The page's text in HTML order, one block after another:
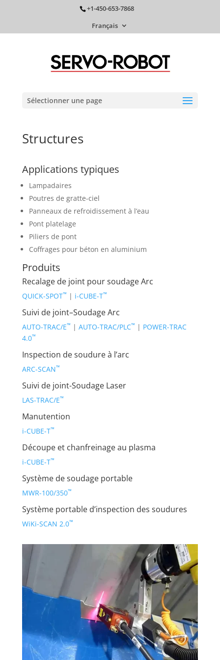
+1-450-653-7868
Français
Sélectionner une page
Structures
Applications typiques
Lampadaires
Poutres de gratte-ciel
Panneaux de refroidissement à l’eau
Pont platelage
Piliers de pont
Coffrages pour béton en aluminium
Produits
Recalage de joint pour soudage Arc
QUICK-SPOT™ | i-CUBE-T™
Suivi de joint–Soudage Arc
AUTO-TRAC/E™ | AUTO-TRAC/PLC™ | POWER-TRAC
4.0™
Inspection de soudure à l’arc
ARC-SCAN™
Suivi de joint-Soudage Laser
LAS-TRAC/E™
Manutention
i-CUBE-T™
Découpe et chanfreinage au plasma
i-CUBE-T™
Système de soudage portable
MWR-100/350™
Système portable d’inspection des soudures
WiKi-SCAN 2.0™